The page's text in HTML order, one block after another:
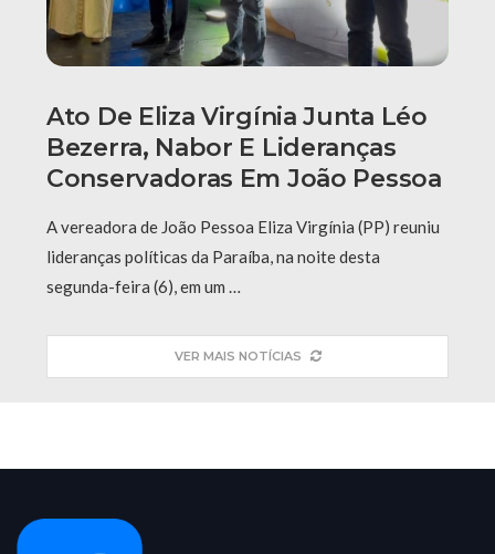
Ato De Eliza Virgínia Junta Léo
Bezerra, Nabor E Lideranças
Conservadoras Em João Pessoa
A vereadora de João Pessoa Eliza Virgínia (PP) reuniu
lideranças políticas da Paraíba, na noite desta
segunda-feira (6), em um …
VER MAIS NOTÍCIAS